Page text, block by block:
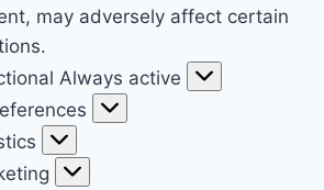
may adversely affect certain
Always active